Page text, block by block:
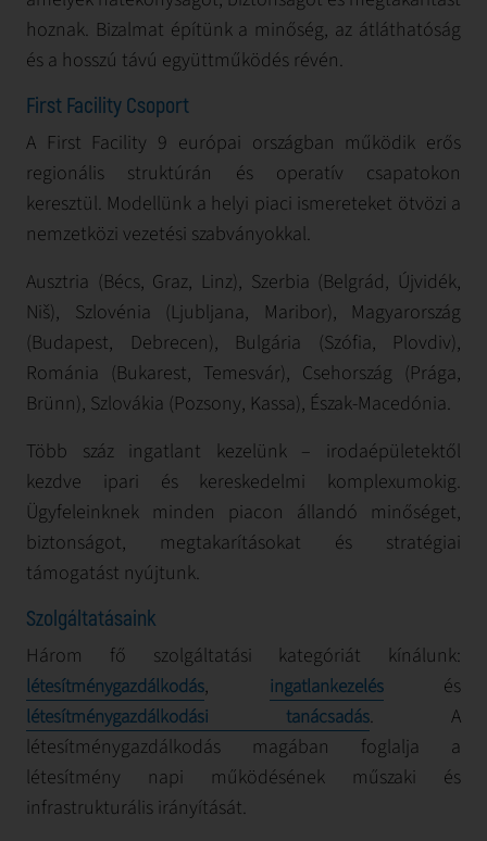
hoznak. Bizalmat építünk a minőség, az átláthatóság
és a hosszú távú együttműködés révén.
First Facility Csoport
A First Facility 9 európai országban működik erős
regionális struktúrán és operatív csapatokon
keresztül. Modellünk a helyi piaci ismereteket ötvözi a
nemzetközi vezetési szabványokkal.
Ausztria (Bécs, Graz, Linz), Szerbia (Belgrád, Újvidék,
Niš), Szlovénia (Ljubljana, Maribor), Magyarország
(Budapest, Debrecen), Bulgária (Szófia, Plovdiv),
Románia (Bukarest, Temesvár), Csehország (Prága,
Brünn), Szlovákia (Pozsony, Kassa), Észak-Macedónia.
Több száz ingatlant kezelünk – irodaépületektől
kezdve ipari és kereskedelmi komplexumokig.
Ügyfeleinknek minden piacon állandó minőséget,
biztonságot, megtakarításokat és stratégiai
támogatást nyújtunk.
Szolgáltatásaink
Három fő szolgáltatási kategóriát kínálunk:
létesítménygazdálkodás, ingatlankezelésés
létesítménygazdálkodási tanácsadás. A
létesítménygazdálkodás magában foglalja a
létesítmény napi működésének műszaki és
infrastrukturális irányítását.